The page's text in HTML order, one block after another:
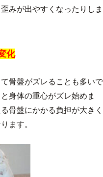
みが出やすくなったりしま
化
骨盤がズレることも多いで
身体の重心がズレ始めま
骨盤にかかる負担が大きく
ます。